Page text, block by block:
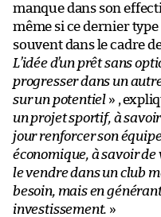
manque dans son
même si ce dernier
souvent dans le cadre
L’idée d’un prêt sans
progresser dans un
sur un potentiel » ,
un projet sportif, à
jour renforcer son
économique, à savoir
le vendre dans un club
besoin, mais en
investissement. »